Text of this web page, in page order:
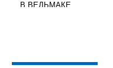
В ВЕДЬМАКЕ